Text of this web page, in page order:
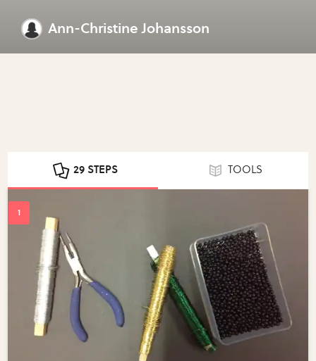
Ann-Christine Johansson
29 STEPS TOOLS